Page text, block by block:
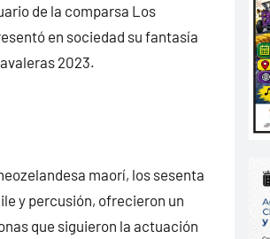
de la comparsa Los
en sociedad su fantasía
2023.
maorí, los sesenta
y percusión, ofrecieron un
que siguieron la actuación